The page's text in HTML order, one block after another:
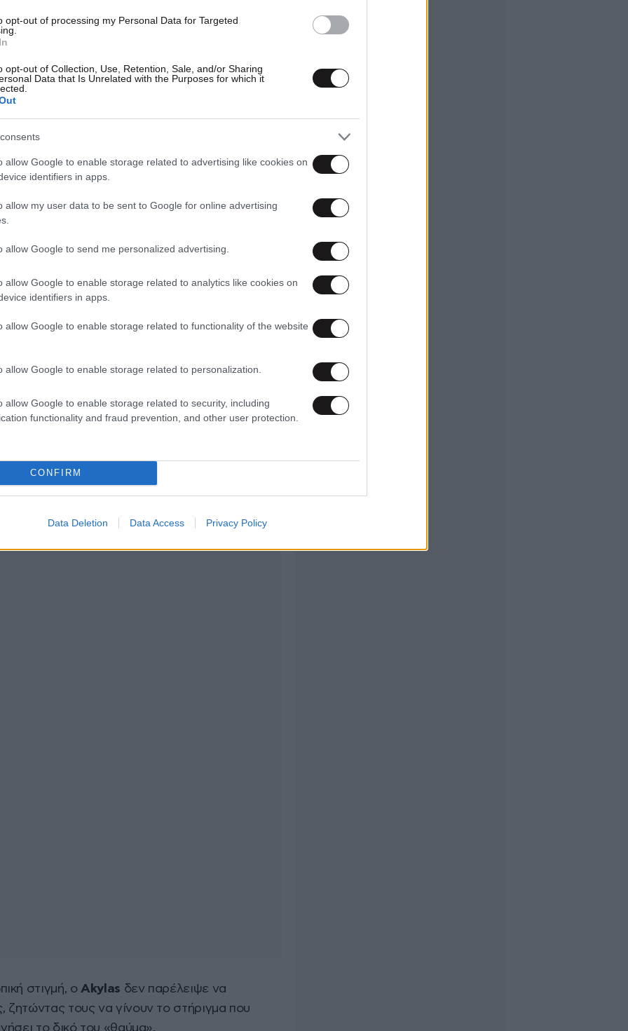
opt-out of processing my Personal Data for Targeted
opt-out of Collection, Use, Retention, Sale, and/or Sharing
Data that Is Unrelated with the Purposes for which it
allow Google to enable storage related to advertising like cookies on
identifiers in apps.
allow my user data to be sent to Google for online advertising
allow Google to send me personalized advertising.
allow Google to enable storage related to analytics like cookies on
identifiers in apps.
allow Google to enable storage related to functionality of the website
allow Google to enable storage related to personalization.
allow Google to enable storage related to security, including
functionality and fraud prevention, and other user protection.
CONFIRM
Data Deletion Data Access Privacy Policy
μπει στο μυαλό σας και να σας πει ότι δεν
καταφέρετε. Έχετε μαγεία μέσα στα χέρια
100%, αν πραγματικά το θέλετε. Γι’ αυτό
αγαπάτε περισσότερο τον εαυτό σας. Είστε
του και η έκκληση στους
ήταν η αναφορά στην οικογένειά του και στη
για πρώτη φορά το
Είναι τόσο χαρούμενη. Όταν άκουσε το
πάρα πολύ. Με πήρε τηλέφωνο και μου είπε:
πραγματικά πολύ χαρούμενη», περιέγραψε ο
στιγμή, οAkylas δεν παρέλειψε να
ζητώντας τους να γίνουν το στήριγμα που
το δικό του «θαύμα».